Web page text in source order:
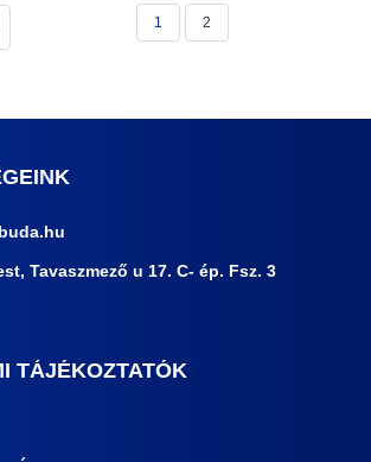
1 2
Tavaszmező u 17. C- ép. Fsz. 3
TÁJÉKOZTATÓK